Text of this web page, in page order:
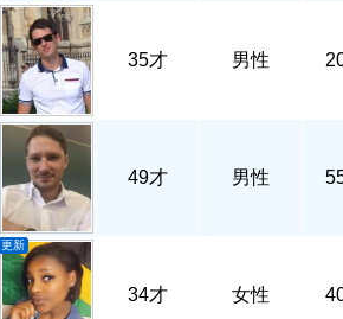
35才 男性
49才 男性
更新
34才 女性